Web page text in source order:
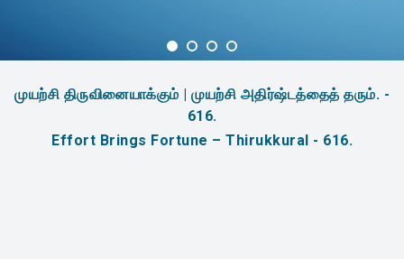
முயற்சி திருவினையாக்கும் | முயற்சி அதிர்ஷ்டத்தைத் தரும். -
616.
Effort Brings Fortune – Thirukkural - 616.